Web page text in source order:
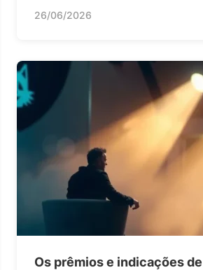
26/06/2026
Os prêmios e indicações